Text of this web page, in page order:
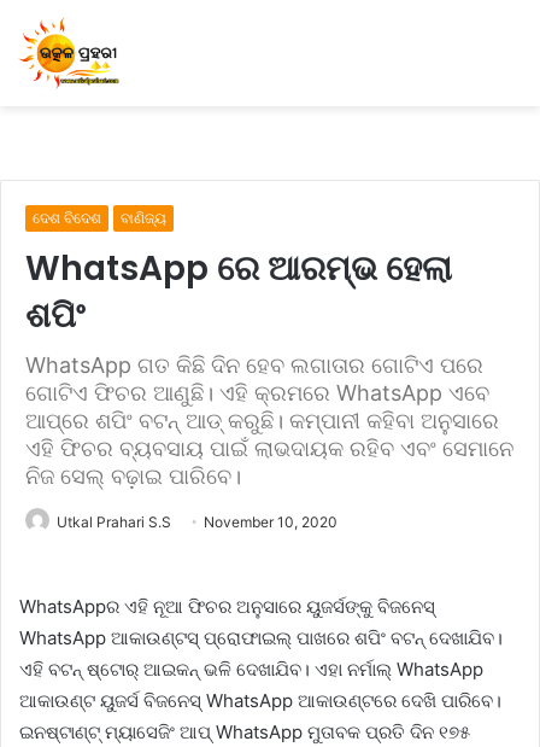
ଦେଶ ବିଦେଶ ବାଣିଜ୍ୟ
WhatsApp ରେ ଆରମ୍ଭ ହେଲା
ଶପିଂ
WhatsApp ଗତ କିଛି ଦିନ ହେବ ଲଗାତାର ଗୋଟିଏ ପରେ
ଗୋଟିଏ ଫିଚର ଆଣୁଛି। ଏହି କ୍ରମରେ WhatsApp ଏବେ
ଆପ୍‌ରେ ଶପିଂ ବଟନ୍ ଆଡ୍ କରୁଛି। କମ୍ପାନୀ କହିବା ଅନୁସାରେ
ଏହି ଫିଚର ବ୍ୟବସାୟ ପାଇଁ ଲାଭଦାୟକ ରହିବ ଏବଂ ସେମାନେ
ନିଜ ସେଲ୍ ବଢ଼ାଇ ପାରିବେ।
Utkal Prahari S.S November 10, 2020
WhatsAppର ଏହି ନୂଆ ଫିଚର ଅନୁସାରେ ୟୁଜର୍ସଙ୍କୁ ବିଜନେସ୍
WhatsApp ଆକାଉଣ୍ଟସ୍ ପ୍ରୋଫାଇଲ୍ ପାଖରେ ଶପିଂ ବଟନ୍ ଦେଖାଯିବ।
ଏହି ବଟନ୍ ଷ୍ଟୋର୍ ଆଇକନ୍ ଭଳି ଦେଖାଯିବ। ଏହା ନର୍ମାଲ୍ WhatsApp
ଆକାଉଣ୍ଟ ୟୁଜର୍ସ ବିଜନେସ୍ WhatsApp ଆକାଉଣ୍ଟରେ ଦେଖି ପାରିବେ।
ଇନଷ୍ଟାଣ୍ଟ୍ ମ୍ୟାସେଜିଂ ଆପ୍ WhatsApp ମୁତାବକ ପ୍ରତି ଦିନ ୧୭୫